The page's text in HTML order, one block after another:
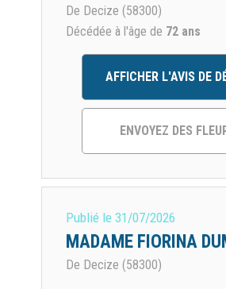
De Decize (58300)
Décédée à l'âge de 72 ans
AFFICHER L'AVIS DE
ENVOYEZ DES
Publié le 31/07/2026
MADAME FIORINA
De Decize (58300)